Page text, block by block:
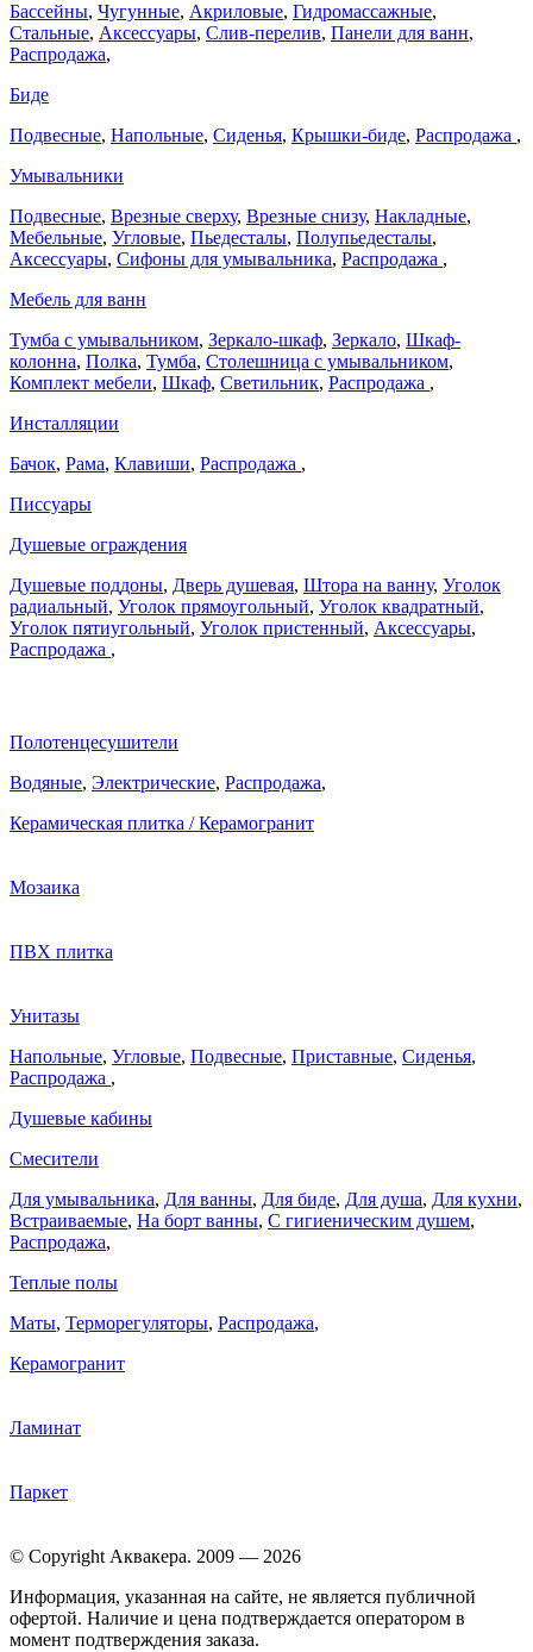
Бассейны, Чугунные, Акриловые, Гидромассажные,
Стальные, Аксессуары, Слив-перелив, Панели для ванн,
Распродажа,
Биде
Подвесные, Напольные, Сиденья, Крышки-биде, Распродажа ,
Умывальники
Подвесные, Врезные сверху, Врезные снизу, Накладные,
Мебельные, Угловые, Пьедесталы, Полупьедесталы,
Аксессуары, Сифоны для умывальника, Распродажа ,
Мебель для ванн
Тумба с умывальником, Зеркало-шкаф, Зеркало, Шкаф-
колонна, Полка, Тумба, Столешница с умывальником,
Комплект мебели, Шкаф, Светильник, Распродажа ,
Инсталляции
Бачок, Рама, Клавиши, Распродажа ,
Писсуары
Душевые ограждения
Душевые поддоны, Дверь душевая, Штора на ванну, Уголок
радиальный, Уголок прямоугольный, Уголок квадратный,
Уголок пятиугольный, Уголок пристенный, Аксессуары,
Распродажа ,
Полотенцесушители
Водяные, Электрические, Распродажа,
Керамическая плитка / Керамогранит
Мозаика
ПВХ плитка
Унитазы
Напольные, Угловые, Подвесные, Приставные, Сиденья,
Распродажа ,
Душевые кабины
Смесители
Для умывальника, Для ванны, Для биде, Для душа, Для кухни,
Встраиваемые, На борт ванны, C гигиеническим душем,
Распродажа,
Теплые полы
Маты, Терморегуляторы, Распродажа,
Керамогранит
Ламинат
Паркет
© Copyright Аквакера. 2009 — 2026
Информация, указанная на сайте, не является публичной
офертой. Наличие и цена подтверждается оператором в
момент подтверждения заказа.